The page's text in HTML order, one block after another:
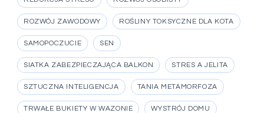
ROZWÓJ ZAWODOWY ROŚLINY TOKSYCZNE DLA KOTA
SAMOPOCZUCIE SEN
SIATKA ZABEZPIECZAJĄCA BALKON STRES A JELITA
SZTUCZNA INTELIGENCJA TANIA METAMORFOZA
TRWAŁE BUKIETY W WAZONIE WYSTRÓJ DOMU